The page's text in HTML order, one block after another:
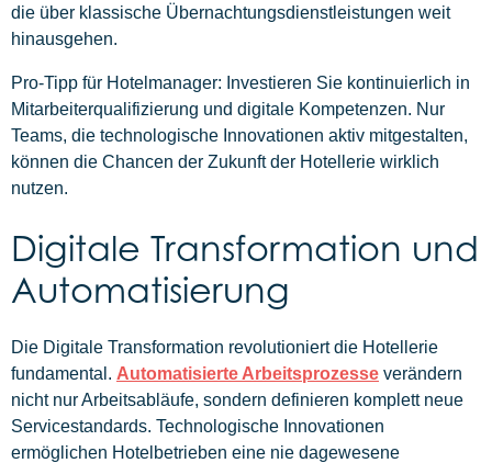
die über klassische Übernachtungsdienstleistungen weit
hinausgehen.
Pro-Tipp für Hotelmanager: Investieren Sie kontinuierlich in
Mitarbeiterqualifizierung und digitale Kompetenzen. Nur
Teams, die technologische Innovationen aktiv mitgestalten,
können die Chancen der Zukunft der Hotellerie wirklich
nutzen.
Digitale Transformation und
Automatisierung
Die Digitale Transformation revolutioniert die Hotellerie
fundamental. Automatisierte Arbeitsprozesse verändern
nicht nur Arbeitsabläufe, sondern definieren komplett neue
Servicestandards. Technologische Innovationen
ermöglichen Hotelbetrieben eine nie dagewesene